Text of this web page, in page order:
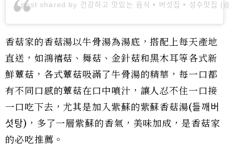
A post shared by 건강하고 맛있는 음식 • 버섯집 • 성수맛
香菇家的香菇湯以牛骨湯為湯底，搭配上每天產地
直送，如鴻禧菇、舞菇、金針菇和黑木耳等各式新
鮮蕈菇，各式蕈菇吸滿了牛骨湯的精華，每一口都
有不同口感的蕈菇在口中噴汁，讓人忍不住一口接
一口吃下去，尤其是加入紫蘇的紫蘇香菇湯(들깨버
섯탕)，多了一層紫蘇的香氣，美味加成，是香菇家
的必吃推薦。